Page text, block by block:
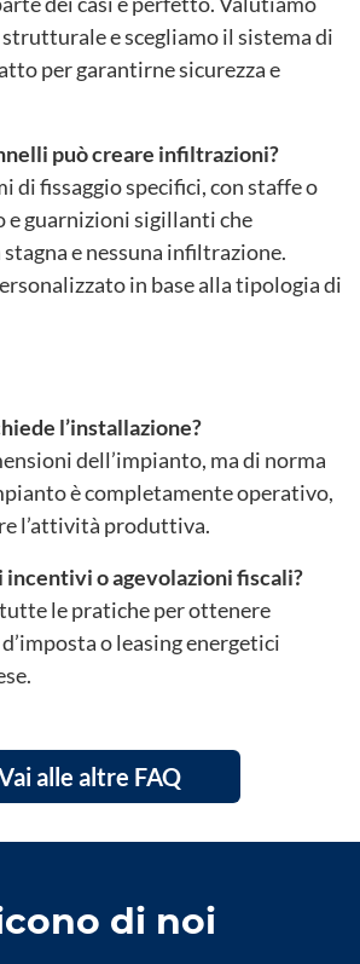
e scegliamo il sistema di
per garantirne sicurezza e
può creare infiltrazioni?
di fissaggio specifici, con staffe o
e guarnizioni sigillanti che
e nessuna infiltrazione.
in base alla tipologia di
l’installazione?
dell’impianto, ma di norma
è completamente operativo,
l’attività produttiva.
incentivi o agevolazioni fiscali?
le pratiche per ottenere
o leasing energetici
alle altre FAQ
di noi